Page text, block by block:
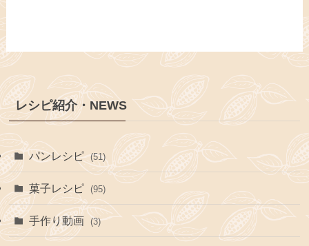
レシピ紹介・NEWS
パンレシピ (51)
菓子レシピ (95)
手作り動画 (3)